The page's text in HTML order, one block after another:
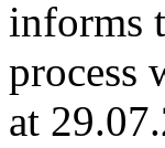
informs
process
at